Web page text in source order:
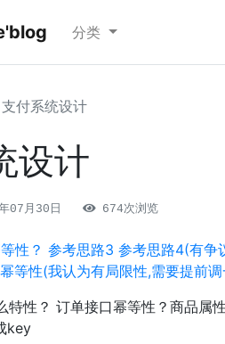
分类
支付系统设计
设计
07月30日 674次浏览
性？ 参考思路3 参考思路4(有争
等性(我认为有局限性,需要提前
特性？ 订单接口幂等性？商品属
key